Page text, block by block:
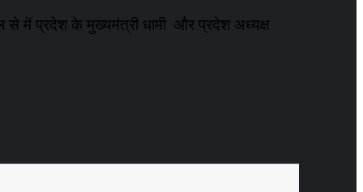
से में प्रदेश के मुख्यमंत्री धामी और प्रदेश अध्यक्ष